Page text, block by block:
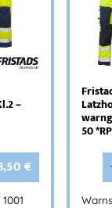
–
€
50